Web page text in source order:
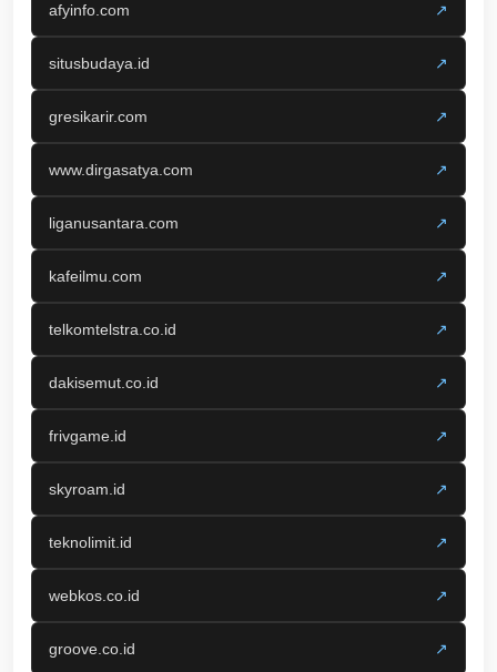
afyinfo.com ↗
situsbudaya.id ↗
gresikarir.com ↗
www.dirgasatya.com ↗
liganusantara.com ↗
kafeilmu.com ↗
telkomtelstra.co.id ↗
dakisemut.co.id ↗
frivgame.id ↗
skyroam.id ↗
teknolimit.id ↗
webkos.co.id ↗
groove.co.id ↗